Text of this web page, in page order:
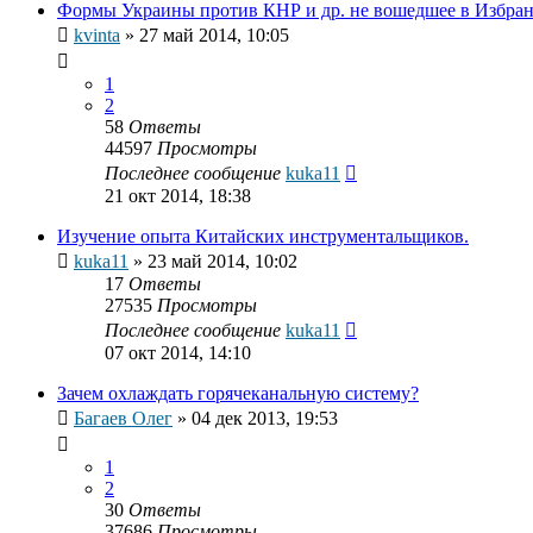
Формы Украины против КНР и др. не вошедшее в
kvinta » 27 май 2014, 10:05
1
2
58 Ответы
44597 Просмотры
Последнее сообщение kuka11
21 окт 2014, 18:38
Изучение опыта Китайских инструментальщиков.
kuka11 » 23 май 2014, 10:02
17 Ответы
27535 Просмотры
Последнее сообщение kuka11
07 окт 2014, 14:10
Зачем охлаждать горячеканальную систему?
Багаев Олег » 04 дек 2013, 19:53
1
2
30 Ответы